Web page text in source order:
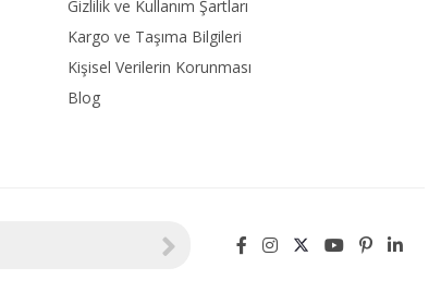
Gizlilik ve Kullanım Şartları
Kargo ve Taşıma Bilgileri
Kişisel Verilerin Korunması
Blog